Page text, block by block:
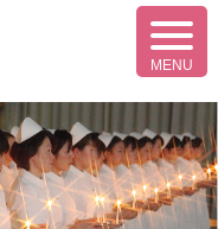
t
o
g
e
n
a
v
i
g
MENU